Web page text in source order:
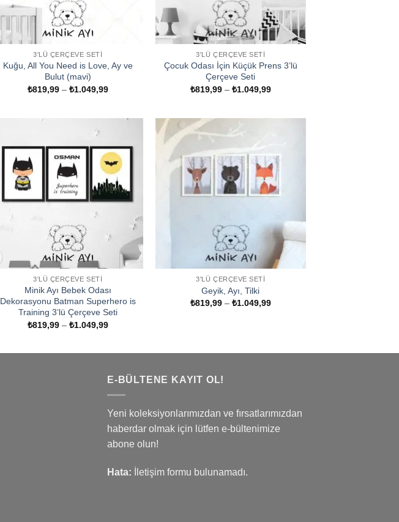
3'LÜ ÇERÇEVE SETI
Kuğu, All You Need is Love, Ay ve
Bulut (mavi)
₺819,99 – ₺1.049,99Fiyat
₺1.049,99
3'LÜ ÇERÇEVE SETI
Çocuk Odası İçin Küçük Prens 3’lü
Çerçeve Seti
₺819,99 – ₺1.049,99Fiyat
3'LÜ ÇERÇEVE SETI
Minik Ayı Bebek Odası
Dekorasyonu Batman Superhero is
Training 3’lü Çerçeve Seti
₺819,99 – ₺1.049,99Fiyat
3'LÜ ÇERÇEVE SETI
Geyik, Ayı, Tilki
₺819,99 – ₺1.049,99Fiyat
E-BÜLTENE KAYIT OL!
Yeni koleksiyonlarımızdan ve fırsatlarımızdan
haberdar olmak için lütfen e-bültenimize
abone olun!
Hata: İletişim formu bulunamadı.